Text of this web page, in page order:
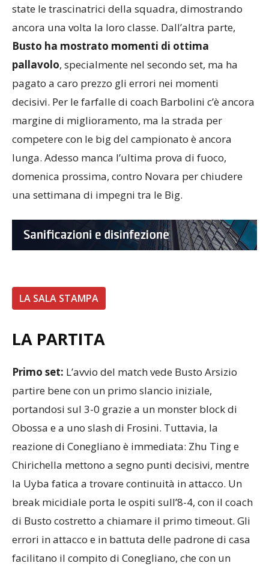
state le trascinatrici della squadra, dimostrando
ancora una volta la loro classe. Dall’altra parte,
Busto ha mostrato momenti di ottima
pallavolo, specialmente nel secondo set, ma ha
pagato a caro prezzo gli errori nei momenti
decisivi. Per le farfalle di coach Barbolini c’è ancora
margine di miglioramento, ma la strada per
competere con le big del campionato è ancora
lunga. Adesso manca l’ultima prova di fuoco,
domenica prossima, contro Novara per chiudere
una settimana di impegni tra le Big.
LA SALA STAMPA
LA PARTITA
Primo set: L’avvio del match vede Busto Arsizio
partire bene con un primo slancio iniziale,
portandosi sul 3-0 grazie a un monster block di
Obossa e a uno slash di Frosini. Tuttavia, la
reazione di Conegliano è immediata: Zhu Ting e
Chirichella mettono a segno punti decisivi, mentre
la Uyba fatica a trovare continuità in attacco. Un
break micidiale porta le ospiti sull’8-4, con il coach
di Busto costretto a chiamare il primo timeout. Gli
errori in attacco e in battuta delle padrone di casa
facilitano il compito di Conegliano, che con un